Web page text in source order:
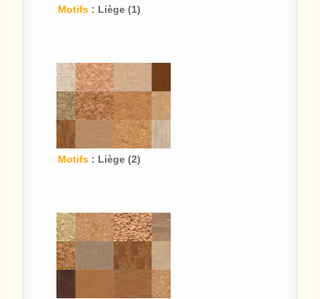
Motifs : Liège (1)
Motifs : Liège (2)